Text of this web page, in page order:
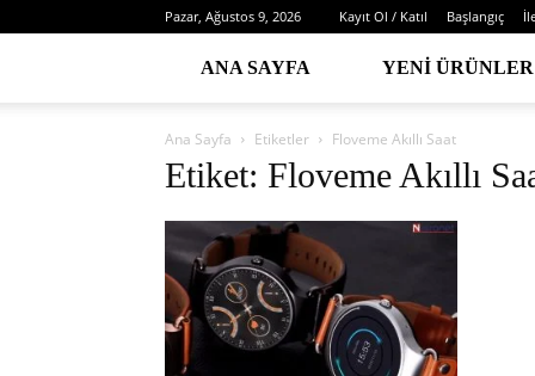
Pazar, Ağustos 9, 2026 Kayıt Ol / Katıl Başlangıç
ANA SAYFA YENI ÜRÜNLER
Ana Sayfa Etiketler Floveme Akıllı Saat
Etiket: Floveme Akıllı